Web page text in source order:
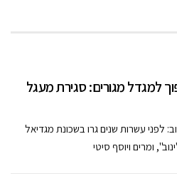
למגדל מגורים: סגירת מעגל
לפני עשרות שנים גרו בשכונת מגדיאל
ומרים ויוסף סיטי